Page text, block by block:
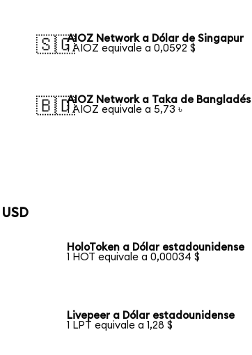
🇸🇬AIOZ Network a Dólar de Singapur
1 AIOZ equivale a 0,0592 $
🇧🇩AIOZ Network a Taka de Bangladés
1 AIOZ equivale a 5,73 ৳
HoloToken a Dólar estadounidense
1 HOT equivale a 0,00034 $
Livepeer a Dólar estadounidense
1 LPT equivale a 1,28 $